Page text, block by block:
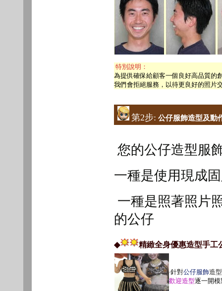
特別說明：
為提供確保給顧客一個良好高品質的
我們會拒絕服務，以待更良好的照片
第2步: 公仔服飾造型及動
您的公仔造型服
一種是使用現成
一種是照著照片
的公仔
◆ 精緻全身優惠造型手工
‧針對公仔服飾造
歡迎造型逐一開模